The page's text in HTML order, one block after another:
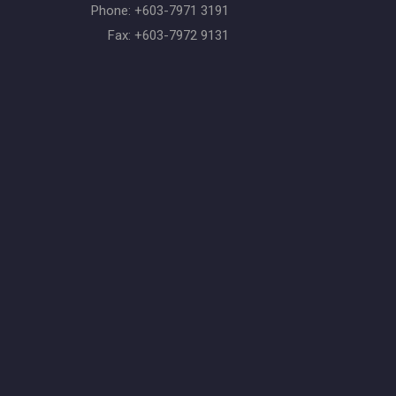
Phone: +603-7971 3191
Fax: +603-7972 9131